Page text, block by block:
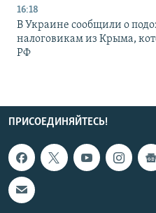
16:18
В Украине сообщили о
налоговикам из Крыма,
РФ
ПРИСОЕДИНЯЙТЕСЬ!